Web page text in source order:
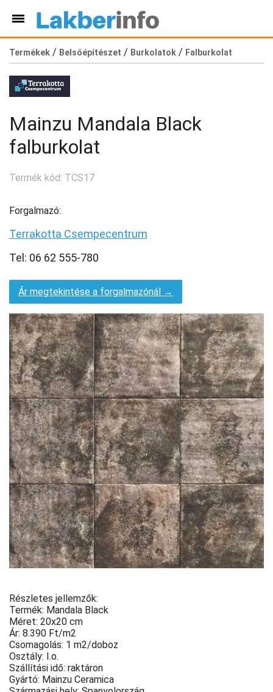
Termékek / Belsőépítészet / Burkolatok / Falburkolat
Mainzu Mandala Black
falburkolat
Termék kód: TCS17
Forgalmazó:
Terrakotta Csempecentrum
Tel: 06 62 555-780
Ár megtekintése a forgalmazónál →
Részletes jellemzők:
Termék: Mandala Black
Méret: 20x20 cm
Ár: 8.390 Ft/m2
Csomagolás: 1 m2/doboz
Osztály: I.o.
Szállítási idő: raktáron
Gyártó: Mainzu Ceramica